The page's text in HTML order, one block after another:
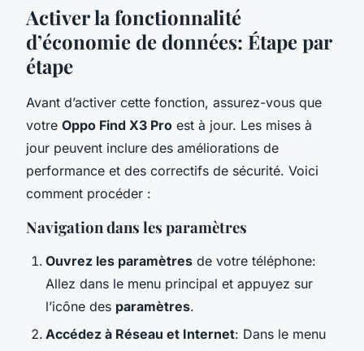
Activer la fonctionnalité
d’économie de données: Étape par
étape
Avant d’activer cette fonction, assurez-vous que
votre Oppo Find X3 Pro est à jour. Les mises à
jour peuvent inclure des améliorations de
performance et des correctifs de sécurité. Voici
comment procéder :
Navigation dans les paramètres
Ouvrez les paramètres de votre téléphone:
Allez dans le menu principal et appuyez sur
l’icône des paramètres.
Accédez à Réseau et Internet: Dans le menu